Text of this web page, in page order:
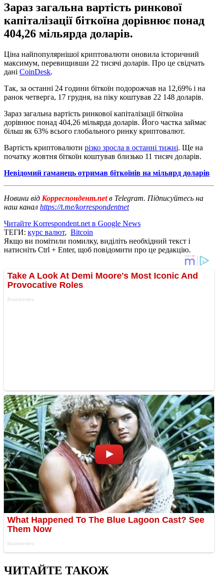
Зараз загальна вартість ринкової
капіталізації біткоїна дорівнює понад
404,26 мільярда доларів.
Ціна найпопулярнішої криптовалюти оновила історичний
максимум, перевищивши 22 тисячі доларів. Про це свідчать
дані CoinDesk.
Так, за останні 24 години біткоїн подорожчав на 12,69% і на
ранок четверга, 17 грудня, на піку коштував 22 148 доларів.
Зараз загальна вартість ринкової капіталізації біткоїна
дорівнює понад 404,26 мільярда доларів. Його частка займає
більш як 63% всього глобального ринку криптовалют.
Вартість криптовалюти різко зросла в останні тижні. Ще на
початку жовтня біткоїн коштував близько 11 тисяч доларів.
Невідомий гаманець отримав біткоїнів на мільярд доларів
Новини від Корреспондент.netв Telegram. Підписуйтесь на
наш канал https://t.me/korrespondentnet
Читайте Korrespondent.net в Google News
ТЕГИ: курс валют, Bitcoin
Якщо ви помітили помилку, виділіть необхідний текст і
натисніть Ctrl + Enter, щоб повідомити про це редакцію.
ЧИТАЙТЕ ТАКОЖ